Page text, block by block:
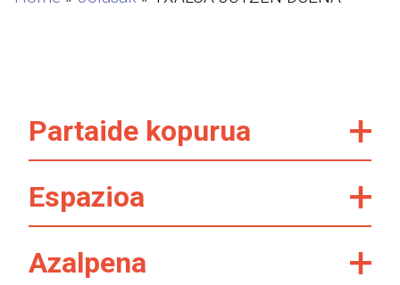
Partaide kopurua
Espazioa
Azalpena